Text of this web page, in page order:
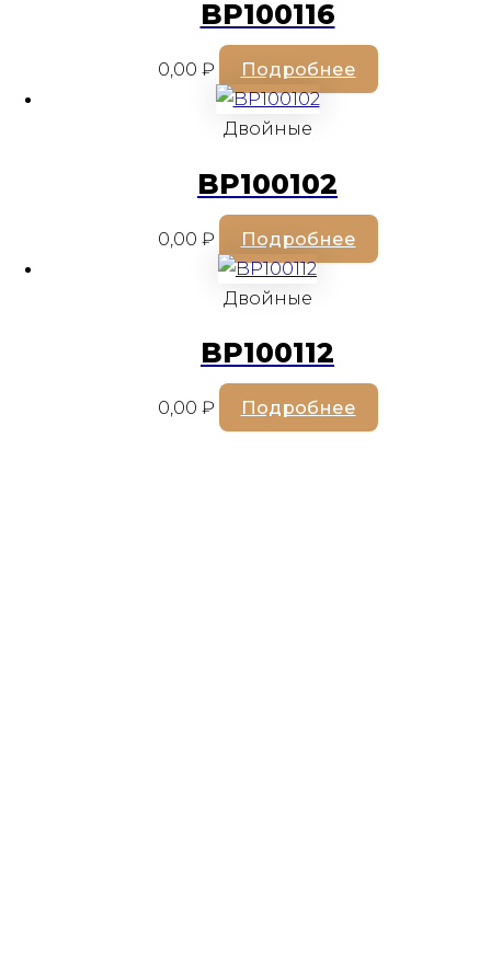
BP100116
0,00 ₽ Подробнее
Двойные
BP100102
0,00 ₽ Подробнее
Двойные
BP100112
0,00 ₽ Подробнее